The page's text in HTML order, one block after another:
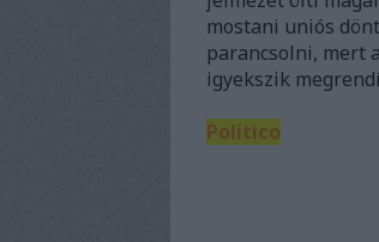
mostani uniós
parancsolni, mert
igyekszik
Politico